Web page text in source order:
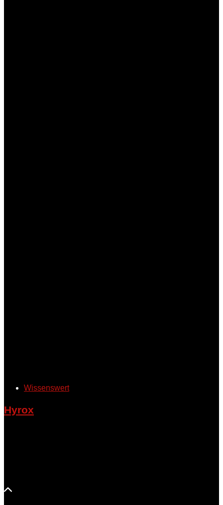
Wissenswert
Hyrox